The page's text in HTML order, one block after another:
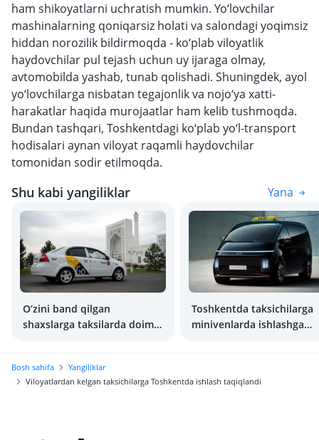
ham shikoyatlarni uchratish mumkin. Yo‘lovchilar
mashinalarning qoniqarsiz holati va salondagi yoqimsiz
hiddan norozilik bildirmoqda - ko‘plab viloyatlik
haydovchilar pul tejash uchun uy ijaraga olmay,
avtomobilda yashab, tunab qolishadi. Shuningdek, ayol
yo‘lovchilarga nisbatan tegajonlik va nojo‘ya xatti-
harakatlar haqida murojaatlar ham kelib tushmoqda.
Bundan tashqari, Toshkentdagi ko‘plab yo‘l-transport
hodisalari aynan viloyat raqamli haydovchilar
tomonidan sodir etilmoqda.
Shu kabi yangiliklar Yana
O’zini band qilgan
shaxslarga taksilarda doimiy
Toshkentda taksichilarga
minivenlarda ishlashga
Bosh sahifa
Yangiliklar
Viloyatlardan kelgan taksichilarga Toshkentda ishlash taqiqlandi